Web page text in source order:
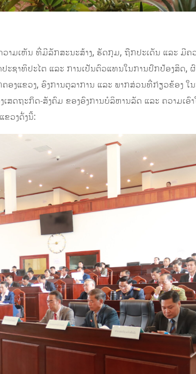
າມເຫັນ ທີ່ມີລັກສະນະສ້າງ, ຮັດກຸມ, ຖືກປະເດັນ ແລະ ມີຄ
ະຊາທິປະໄຕ ແລະ ການເປັນຕົວແທນໃນການປົກປ້ອງສິດ,
ງແຂວງ, ອົງການຕຸລາການ ແລະ ພາກສ່ວນທີ່ກ່ຽວຂ້ອງ ໃ
ສດຖະກິດ-ສັງຄົມ ຂອງອົງການບໍລິຫານລັດ ແລະ ຄວາມເອົ
ຂວງດັ່ງນີ້: